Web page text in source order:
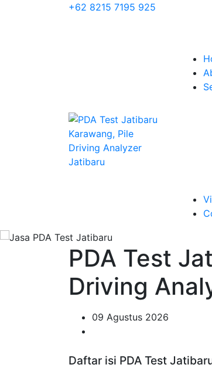
+62 8215 7195 925
PDA Test
Driving
09 Agustus 2026
Daftar isi PDA Test